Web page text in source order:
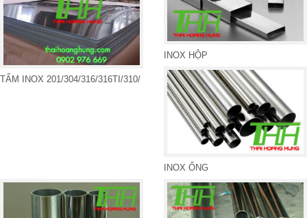
TẤM INOX 201/304/316/316TI/310/
INOX HỘP
INOX ỐNG